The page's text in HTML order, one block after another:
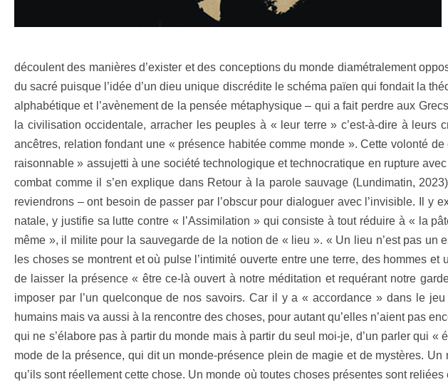
découlent des manières d’exister et des conceptions du monde diamétralement
du sacré puisque l’idée d’un dieu unique discrédite le schéma païen qui fondait la
alphabétique et l’avènement de la pensée métaphysique – qui a fait perdre aux
la civilisation occidentale, arracher les peuples à « leur terre » c’est-à-dire à
ancêtres, relation fondant une « présence habitée comme monde ». Cette volonté
raisonnable » assujetti à une société technologique et technocratique en rupture
combat comme il s’en explique dans Retour à la parole sauvage (Lundimatin,
reviendrons – ont besoin de passer par l’obscur pour dialoguer avec l’invisible. Il
natale, y justifie sa lutte contre « l’Assimilation » qui consiste à tout réduire à « la
même », il milite pour la sauvegarde de la notion de « lieu ». « Un lieu n’est pas un
les choses se montrent et où pulse l’intimité ouverte entre une terre, des hommes
de laisser la présence « être ce-là ouvert à notre méditation et requérant notre
imposer par l’un quelconque de nos savoirs. Car il y a « accordance » dans le
humains mais va aussi à la rencontre des choses, pour autant qu’elles n’aient pas
qui ne s’élabore pas à partir du monde mais à partir du seul moi-je, d’un parler qui
mode de la présence, qui dit un monde-présence plein de magie et de mystères.
qu’ils sont réellement cette chose. Un monde où toutes choses présentes sont